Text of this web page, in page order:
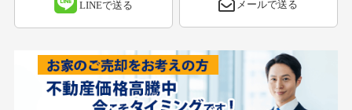
LINEで送る メールで送る